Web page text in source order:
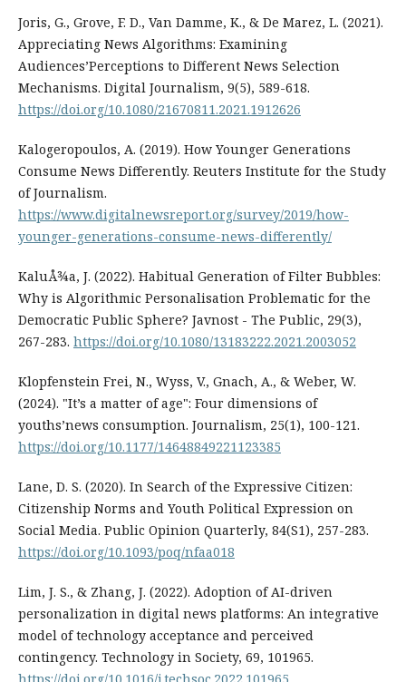
Joris, G., Grove, F. D., Van Damme, K., & De Marez, L. (2021).
Appreciating News Algorithms: Examining
Audiences’Perceptions to Different News Selection
Mechanisms. Digital Journalism, 9(5), 589-618.
https://doi.org/10.1080/21670811.2021.1912626
Kalogeropoulos, A. (2019). How Younger Generations
Consume News Differently. Reuters Institute for the Study
of Journalism.
https://www.digitalnewsreport.org/survey/2019/how-
younger-generations-consume-news-differently/
KaluÅ¾a, J. (2022). Habitual Generation of Filter Bubbles:
Why is Algorithmic Personalisation Problematic for the
Democratic Public Sphere? Javnost - The Public, 29(3),
267-283. https://doi.org/10.1080/13183222.2021.2003052
Klopfenstein Frei, N., Wyss, V., Gnach, A., & Weber, W.
(2024). "It’s a matter of age": Four dimensions of
youths’news consumption. Journalism, 25(1), 100-121.
https://doi.org/10.1177/14648849221123385
Lane, D. S. (2020). In Search of the Expressive Citizen:
Citizenship Norms and Youth Political Expression on
Social Media. Public Opinion Quarterly, 84(S1), 257-283.
https://doi.org/10.1093/poq/nfaa018
Lim, J. S., & Zhang, J. (2022). Adoption of AI-driven
personalization in digital news platforms: An integrative
model of technology acceptance and perceived
contingency. Technology in Society, 69, 101965.